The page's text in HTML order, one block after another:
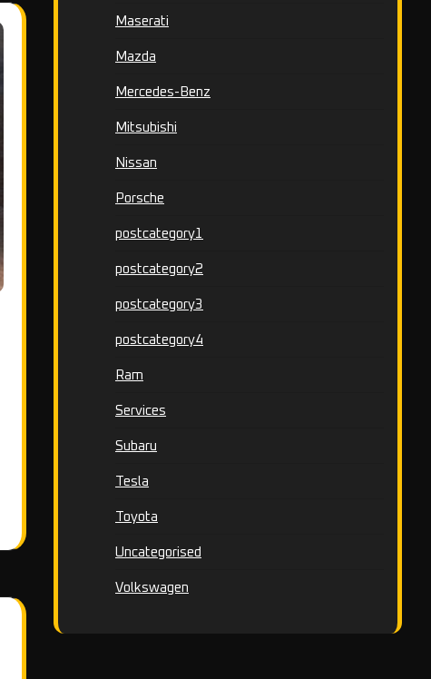
Maserati
Mazda
Mercedes-Benz
Mitsubishi
Nissan
Porsche
postcategory1
postcategory2
postcategory3
postcategory4
Ram
Services
Subaru
Tesla
Toyota
Uncategorised
Volkswagen